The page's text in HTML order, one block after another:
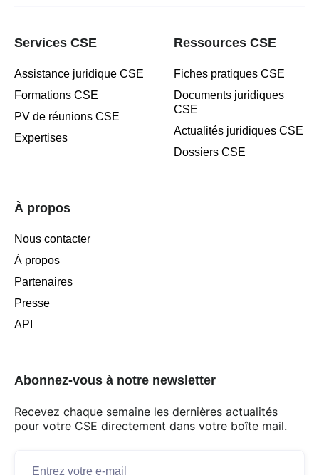
Services CSE
Assistance juridique CSE
Formations CSE
PV de réunions CSE
Expertises
Ressources CSE
Fiches pratiques CSE
Documents juridiques
CSE
Actualités juridiques CSE
Dossiers CSE
À propos
Nous contacter
À propos
Partenaires
Presse
API
Abonnez-vous à notre newsletter
Recevez chaque semaine les dernières actualités
pour votre CSE directement dans votre boîte mail.